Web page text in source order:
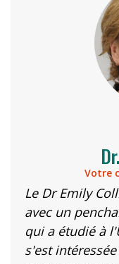
Votre
Le Dr Emily
avec un
qui a étudié à
s'est